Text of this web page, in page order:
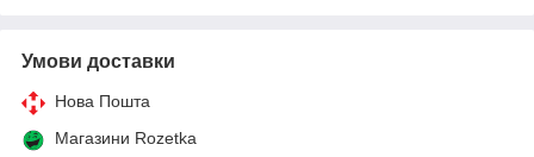
Умови доставки
Нова Пошта
Магазини Rozetka